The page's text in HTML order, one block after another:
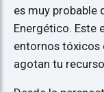
es muy probable
Energético. Este
entornos tóxicos
agotan tu